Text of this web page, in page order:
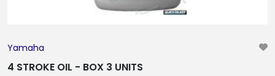
Yamaha
4 STROKE OIL - BOX 3 UNITS